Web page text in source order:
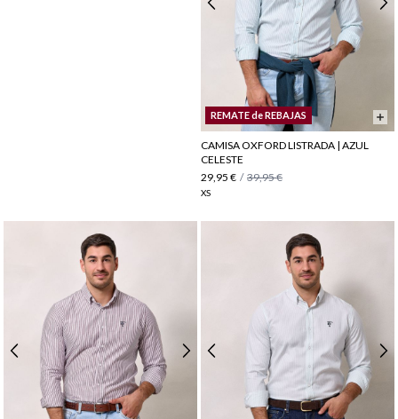
REMATE de REBAJAS
CAMISA OXFORD LISTRADA | AZUL
CELESTE
29,95 € / 39,95 €
XS